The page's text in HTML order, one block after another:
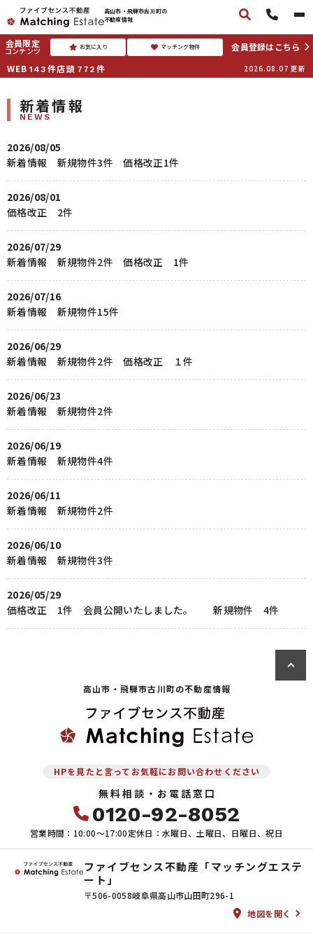
高山市・飛騨市古川町の
不動産情報
会員限定
コンテンツ お気に入り マッチング物件
会員登録はこちら
WEB 143 件店頭 772 件 2026.08.07 更新
新着情報
NEWS
2026/08/05
新着情報 新規物件3件 価格改正1件
2026/08/01
価格改正 2件
2026/07/29
新着情報 新規物件2件 価格改正 1件
2026/07/16
新着情報 新規物件15件
2026/06/29
新着情報 新規物件2件 価格改正 １件
2026/06/23
新着情報 新規物件2件
2026/06/19
新着情報 新規物件4件
2026/06/11
新着情報 新規物件2件
2026/06/10
新着情報 新規物件3件
2026/05/29
価格改正 1件 会員公開いたしました。 新規物件 4件
高山市・飛騨市古川町の不動産情報
HPを見たと言ってお気軽にお問い合わせください
無料相談・お電話窓口
0120-92-8052
営業時間：10:00〜17:00定休日：水曜日、土曜日、日曜日、祝日
ファイブセンス不動産「マッチングエステ
ート」
〒506-0058岐阜県高山市山田町296-1
地図を開く